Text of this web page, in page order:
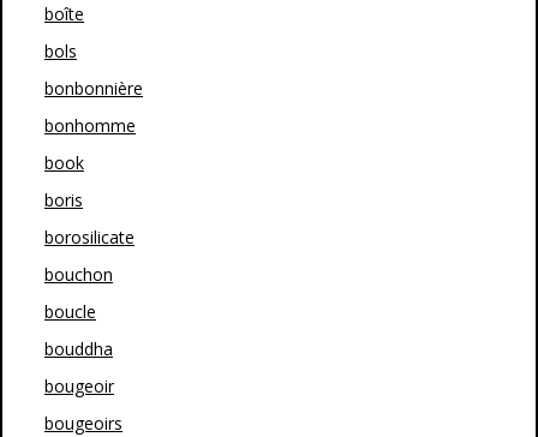
boîte
bols
bonbonnière
bonhomme
book
boris
borosilicate
bouchon
boucle
bouddha
bougeoir
bougeoirs